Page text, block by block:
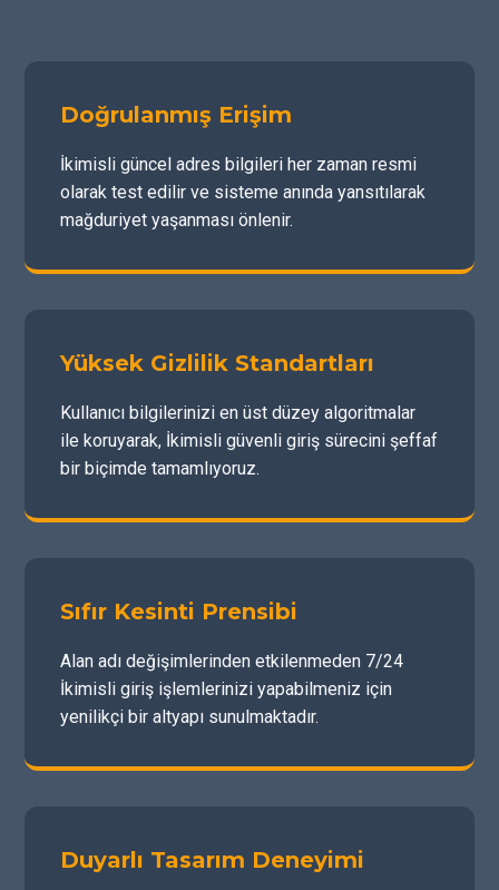
Doğrulanmış Erişim
İkimisli güncel adres bilgileri her zaman resmi
olarak test edilir ve sisteme anında yansıtılarak
mağduriyet yaşanması önlenir.
Yüksek Gizlilik Standartları
Kullanıcı bilgilerinizi en üst düzey algoritmalar
ile koruyarak, İkimisli güvenli giriş sürecini şeffaf
bir biçimde tamamlıyoruz.
Sıfır Kesinti Prensibi
Alan adı değişimlerinden etkilenmeden 7/24
İkimisli giriş işlemlerinizi yapabilmeniz için
yenilikçi bir altyapı sunulmaktadır.
Duyarlı Tasarım Deneyimi